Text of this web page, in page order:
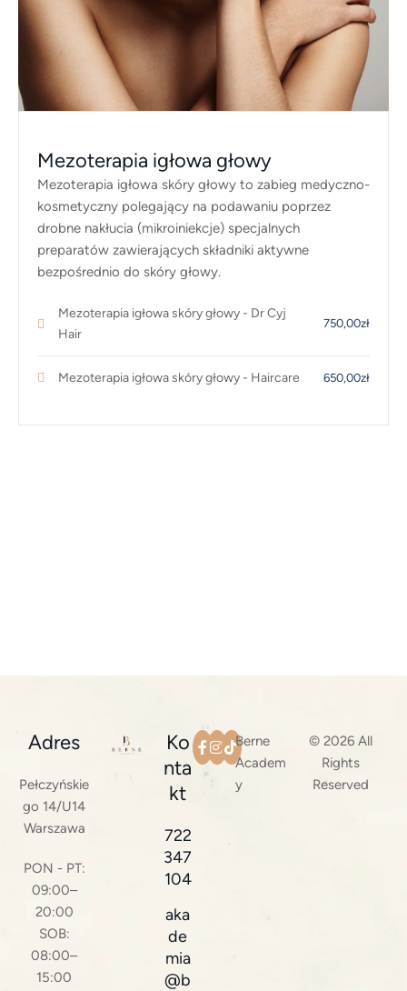
Mezoterapia igłowa głowy
Mezoterapia igłowa skóry głowy to zabieg medyczno-
kosmetyczny polegający na podawaniu poprzez
drobne nakłucia (mikroiniekcje) specjalnych
preparatów zawierających składniki aktywne
bezpośrednio do skóry głowy.
Mezoterapia igłowa skóry głowy - Dr Cyj
Hair
750,00zł
Mezoterapia igłowa skóry głowy - Haircare 650,00zł
Adres
Pełczyńskie
go 14/U14
Warszawa
PON - PT:
09:00–
20:00
SOB:
08:00–
15:00
Ko
nta
kt
722
347
104
aka
de
mia
@b
Berne
Academ
y
© 2026 All
Rights
Reserved